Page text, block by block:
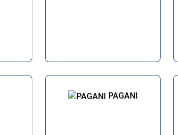
PAGANI